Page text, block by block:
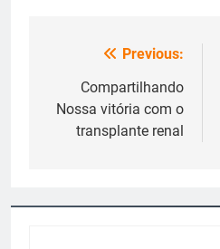
Navegação
Post
Previous:
Compartilhando
Nossa vitória com o
transplante renal